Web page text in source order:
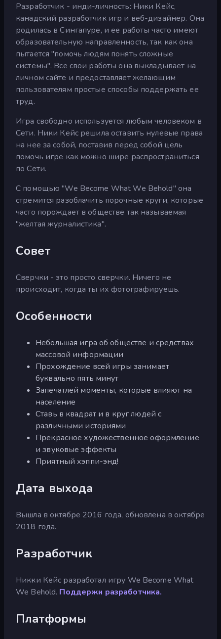
Разработчик - инди-личность: Ники Кейс,
канадский разработчик игр и веб-дизайнер. Она
родилась в Сингапуре, и ее работы часто имеют
образовательную направленность, так как она
пытается "помочь людям понять сложные
системы". Все свои работы она выкладывает на
личном сайте и предоставляет желающим
пользователям простые способы поддержать ее
труд.
Игра свободно используется любым человеком в
Сети. Ники Кейс решила оставить нулевые права
на нее за собой, поставив перед собой цель
помочь игре как можно шире распространиться
по Сети.
С помощью "We Become What We Behold" она
стремится разоблачить порочные круги, которые
часто порождает в обществе так называемая
"желтая журналистика".
Совет
Сверчки - это просто сверчки. Ничего не
происходит, когда ты их фотографируешь.
Особенности
Небольшая игра об обществе и средствах
массовой информации
Прохождение всей игры занимает
буквально пять минут
Запечатлей моменты, которые влияют на
население
Ставь в квадрат и в круг людей с
различными историями
Прекрасное художественное оформление
и звуковые эффекты
Приятный хэппи-энд!
Дата выхода
Вышла в октябре 2016 года, обновлена в октябре
2018 года.
Разработчик
Никки Кейс разработал игру We Become What
We Behold. Поддержи разработчика.
Платформы